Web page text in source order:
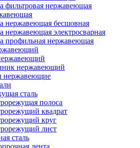
фильтровая нержавеющая
нержавеющая бесшовная
нержавеющая электросварная
профильная нержавеющая
нержавеющий
нержавеющие
сталь
полоса
квадрат
круг
лист
сталь
лента